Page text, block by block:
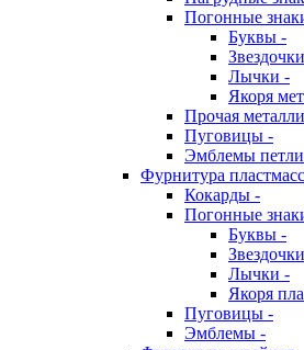
Погонные
Буквы -
Лычки -
Якоря
Прочая
Пуговицы -
Эмблемы
Фурнитура
Кокарды -
Погонные
Буквы -
Лычки -
Якоря
Пуговицы -
Эмблемы -